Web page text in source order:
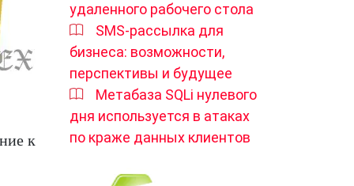
к
удаленного рабочего стола
SMS-рассылка для
бизнеса: возможности,
перспективы и будущее
Метабаза SQLi нулевого
дня используется в атаках
по краже данных клиентов